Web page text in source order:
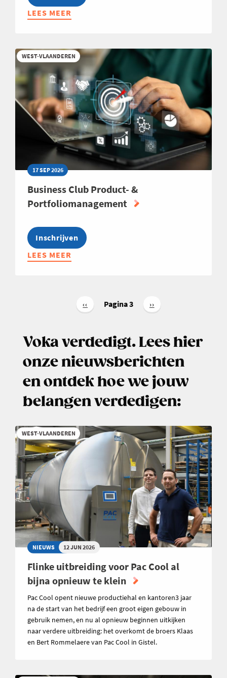
LEES MEER
ABOUT
INZICHT
VOOR
NIET-
FINANCIËLEN
2026
WEST-VLAANDEREN
17 SEP 2026
Business Club Product- &
Portfoliomanagement
Inschrijven
LEES MEER
ABOUT
Vorige
pagina
‹‹ Pagina 3
Volgende
pagina
››
Voka verdedigt. Lees hier
onze nieuwsberichten
en ontdek hoe we jouw
belangen verdedigen:
WEST-VLAANDEREN
NIEUWS 12 JUN 2026
Flinke uitbreiding voor Pac Cool al
bijna opnieuw te klein
Pac Cool opent nieuwe productiehal en kantoren3 jaar
na de start van het bedrijf een groot eigen gebouw in
gebruik nemen, en nu al opnieuw beginnen uitkijken
naar verdere uitbreiding: het overkomt de broers Klaas
en Bert Rommelaere van Pac Cool in Gistel.